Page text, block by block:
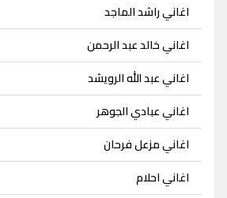
اغاني راشد الماجد
اغاني خالد عبد الرحمن
اغاني عبد الله الرويشد
اغاني عبادي الجوهر
اغاني مزعل فرحان
اغاني احلام